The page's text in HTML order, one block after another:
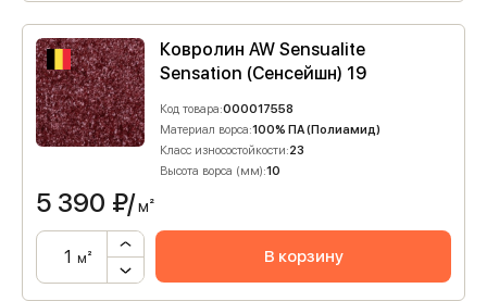
Ковролин AW Sensualite
Sensation (Сенсейшн) 19
Код товара:000017558
Материал ворса:100% ПА (Полиамид)
Класс износостойкости:23
Высота ворса (мм):10
5 390 ₽/м²
м² В корзину